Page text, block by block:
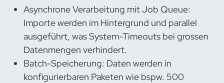
Asynchrone Verarbeitung mit Job Queue:
Importe werden im Hintergrund und parallel
ausgeführt, was System-Timeouts bei grossen
Datenmengen verhindert.
Batch-Speicherung: Daten werden in
konfigurierbaren Paketen wie bspw. 500